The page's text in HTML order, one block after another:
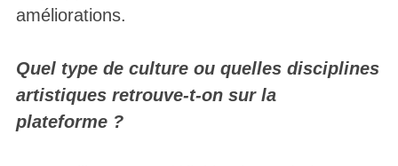
améliorations.
Quel type de culture ou quelles disciplines
artistiques retrouve-t-on sur la
plateforme ?